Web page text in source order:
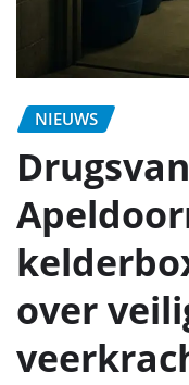
NIEUWS
over